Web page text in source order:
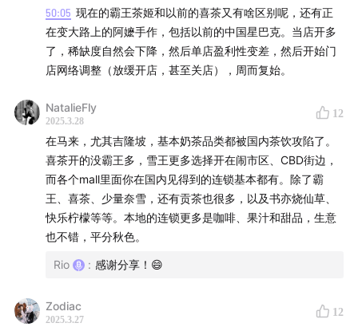
淘宝搜索「MoveFree官方海外旗舰店」找客服报暗号
「疯投圈」
下单时请记得备注「疯投圈」哟～
疯投圈日本游学第三期
理解中国消费趋势，日本是最好的参考对象。日本消费需
求高度细分，当下日本社会的许多消费现象代表着市场成
熟、变化减缓后的稳定状态。本次考察重点关注日本社会
已经成熟且未来在中国可能获得同样发展的商业趋势，包
括银发经济、情绪价值、大健康、全球化等。
微信搜索关注「疯投圈」服务号，发送关键词「日本」获
取行程信息和报名方式。
50:05 现在的霸王茶姬和以前的喜茶又有啥区别呢，还有正
在变大路上的阿嬷手作，包括以前的中国星巴克。当店开多
了，稀缺度自然会下降，然后单店盈利性变差，然后开始门
店网络调整（放缓开店，甚至关店），周而复始。
NatalieFly
2025.3.28
12
在马来，尤其吉隆坡，基本奶茶品类都被国内茶饮攻陷了。
喜茶开的没霸王多，雪王更多选择开在闹市区、CBD街边，
而各个mall里面你在国内见得到的连锁基本都有。除了霸
王、喜茶、少量奈雪，还有贡茶也很多，以及书亦烧仙草、
快乐柠檬等等。本地的连锁更多是咖啡、果汁和甜品，生意
也不错，平分秋色。
Rio : 感谢分享！😄
Zodiac
2025.3.27
12